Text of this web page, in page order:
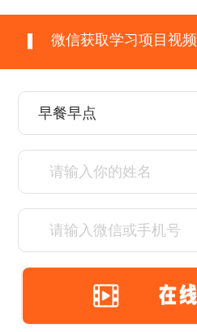
微信获取学习项目视频